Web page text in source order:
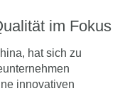
im Fokus
hat sich zu
innovativen